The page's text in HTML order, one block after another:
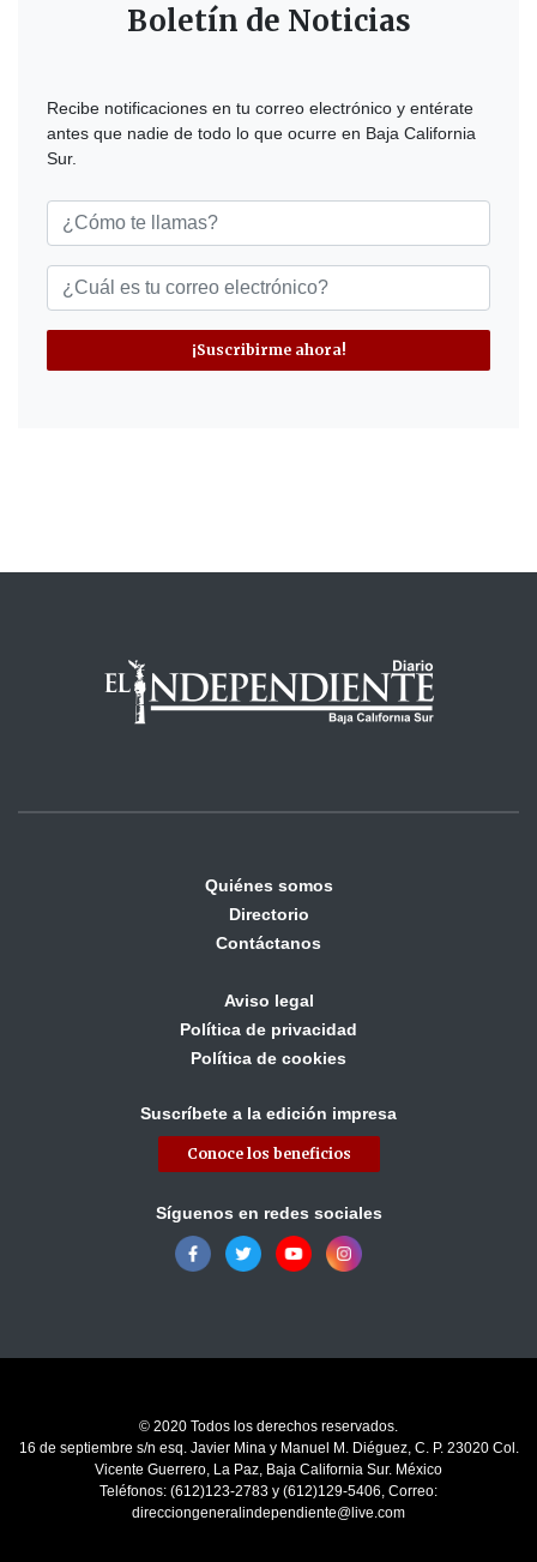
Boletín de Noticias
Recibe notificaciones en tu correo electrónico y entérate
antes que nadie de todo lo que ocurre en Baja California
Sur.
¡Suscribirme ahora!
Quiénes somos
Directorio
Contáctanos
Aviso legal
Política de privacidad
Política de cookies
Suscríbete a la edición impresa
Conoce los beneficios
Síguenos en redes sociales
© 2020 Todos los derechos reservados.
16 de septiembre s/n esq. Javier Mina y Manuel M. Diéguez, C. P. 23020 Col.
Vicente Guerrero, La Paz, Baja California Sur. México
Teléfonos: (612)123-2783 y (612)129-5406, Correo:
direcciongeneralindependiente@live.com